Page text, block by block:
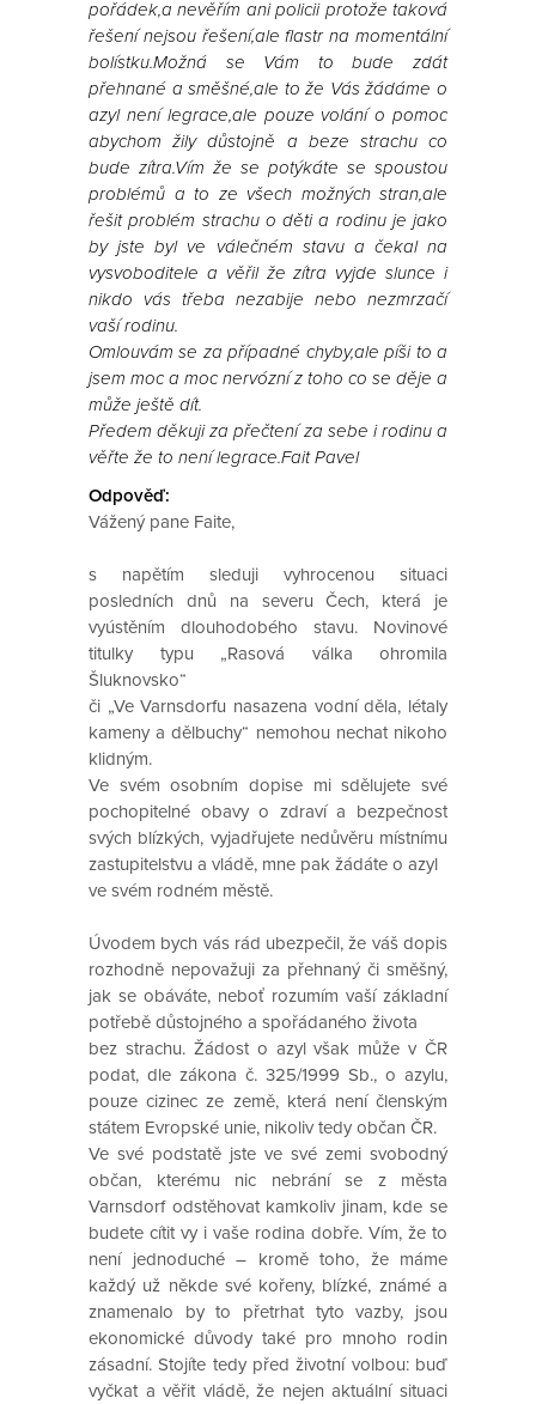
pořádek,a nevěřím ani policii protože taková
řešení nejsou řešení,ale flastr na momentální
bolístku.Možná se Vám to bude zdát
přehnané a směšné,ale to že Vás žádáme o
azyl není legrace,ale pouze volání o pomoc
abychom žily důstojně a beze strachu co
bude zítra.Vím že se potýkáte se spoustou
problémů a to ze všech možných stran,ale
řešit problém strachu o děti a rodinu je jako
by jste byl ve válečném stavu a čekal na
vysvoboditele a věřil že zítra vyjde slunce i
nikdo vás třeba nezabije nebo nezmrzačí
vaší rodinu.
Omlouvám se za případné chyby,ale píši to a
jsem moc a moc nervózní z toho co se děje a
může ještě dít.
Předem děkuji za přečtení za sebe i rodinu a
věřte že to není legrace.Fait Pavel
Odpověď:
Vážený pane Faite,
s napětím sleduji vyhrocenou situaci
posledních dnů na severu Čech, která je
vyústěním dlouhodobého stavu. Novinové
titulky typu „Rasová válka ohromila
Šluknovsko“
či „Ve Varnsdorfu nasazena vodní děla, létaly
kameny a dělbuchy“ nemohou nechat nikoho
klidným.
Ve svém osobním dopise mi sdělujete své
pochopitelné obavy o zdraví a bezpečnost
svých blízkých, vyjadřujete nedůvěru místnímu
zastupitelstvu a vládě, mne pak žádáte o azyl
ve svém rodném městě.
Úvodem bych vás rád ubezpečil, že váš dopis
rozhodně nepovažuji za přehnaný či směšný,
jak se obáváte, neboť rozumím vaší základní
potřebě důstojného a spořádaného života
bez strachu. Žádost o azyl však může v ČR
podat, dle zákona č. 325/1999 Sb., o azylu,
pouze cizinec ze země, která není členským
státem Evropské unie, nikoliv tedy občan ČR.
Ve své podstatě jste ve své zemi svobodný
občan, kterému nic nebrání se z města
Varnsdorf odstěhovat kamkoliv jinam, kde se
budete cítit vy i vaše rodina dobře. Vím, že to
není jednoduché – kromě toho, že máme
každý už někde své kořeny, blízké, známé a
znamenalo by to přetrhat tyto vazby, jsou
ekonomické důvody také pro mnoho rodin
zásadní. Stojíte tedy před životní volbou: buď
vyčkat a věřit vládě, že nejen aktuální situaci